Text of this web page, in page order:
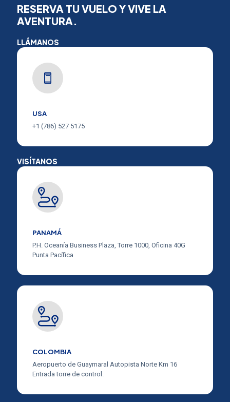
RESERVA TU VUELO Y VIVE LA
AVENTURA.
LLÁMANOS
USA
+1 (786) 527 5175
VISÍTANOS
PANAMÁ
P.H. Oceanía Business Plaza, Torre 1000, Oficina 40G
Punta Pacífica
COLOMBIA
Aeropuerto de Guaymaral Autopista Norte Km 16
Entrada torre de control.